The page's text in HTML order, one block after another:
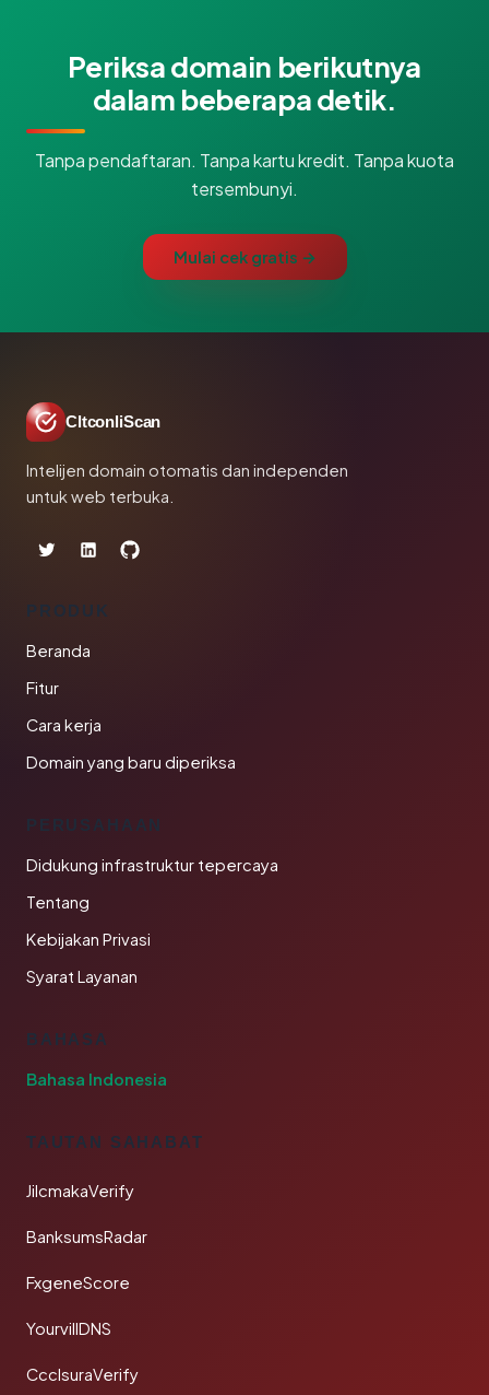
Periksa domain berikutnya
dalam beberapa detik.
Tanpa pendaftaran. Tanpa kartu kredit. Tanpa kuota
tersembunyi.
Mulai cek gratis →
CltconliScan
Intelijen domain otomatis dan independen
untuk web terbuka.
PRODUK
Beranda
Fitur
Cara kerja
Domain yang baru diperiksa
PERUSAHAAN
Didukung infrastruktur tepercaya
Tentang
Kebijakan Privasi
Syarat Layanan
BAHASA
Bahasa Indonesia
TAUTAN SAHABAT
JilcmakaVerify
BanksumsRadar
FxgeneScore
YourvillDNS
CcclsuraVerify